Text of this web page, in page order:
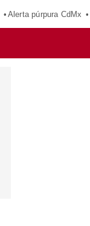
Alerta púrpura CdMx